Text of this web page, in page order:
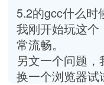
5.2的gcc什么时
我刚开始玩这个
常流畅。
另文一个问题
换一个浏览器试